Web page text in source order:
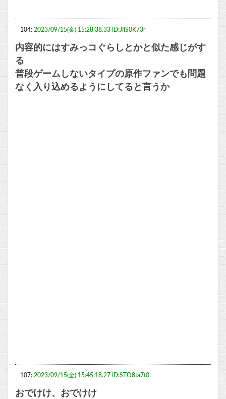
104: 2023/09/15(金) 15:28:38.33 ID:JIlS0K73r
内容的にはすみっコぐらしとかと似た感じがす
る
普段ゲームしないタイプの原作ファンでも問題
なく入り込めるようにしてると言うか
107: 2023/09/15(金) 15:45:18.27 ID:STO8ta7t0
おでけけ、おでけけ